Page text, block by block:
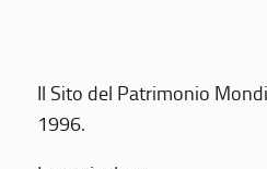
Il Sito del Patrimonio
1996.